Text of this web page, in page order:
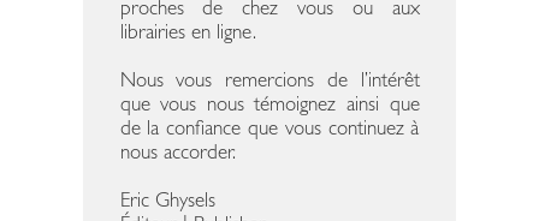
proches de chez vous ou aux
librairies en ligne.
Nous vous remercions de l’intérêt
que vous nous témoignez ainsi que
de la confiance que vous continuez à
nous accorder.
Eric Ghysels